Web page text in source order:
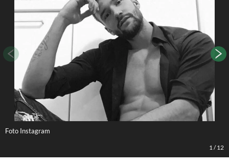
Foto Instagram
1 /12